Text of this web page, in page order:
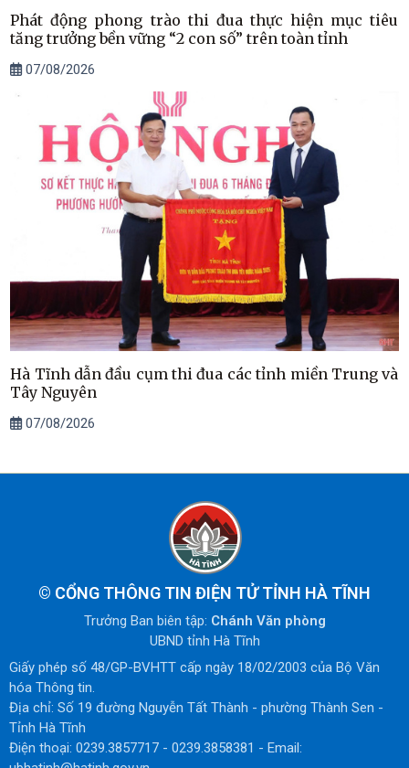
Phát động phong trào thi đua thực hiện mục tiêu
tăng trưởng bền vững “2 con số” trên toàn tỉnh
07/08/2026
Hà Tĩnh dẫn đầu cụm thi đua các tỉnh miền Trung và
Tây Nguyên
07/08/2026
© CỔNG THÔNG TIN ĐIỆN TỬ TỈNH HÀ TĨNH
Trưởng Ban biên tập: Chánh Văn phòng
UBND tỉnh Hà Tĩnh
Giấy phép số 48/GP-BVHTT cấp ngày 18/02/2003 của Bộ Văn
hóa Thông tin.
Địa chỉ: Số 19 đường Nguyễn Tất Thành - phường Thành Sen -
Tỉnh Hà Tĩnh
Điện thoại: 0239.3857717 - 0239.3858381 - Email: